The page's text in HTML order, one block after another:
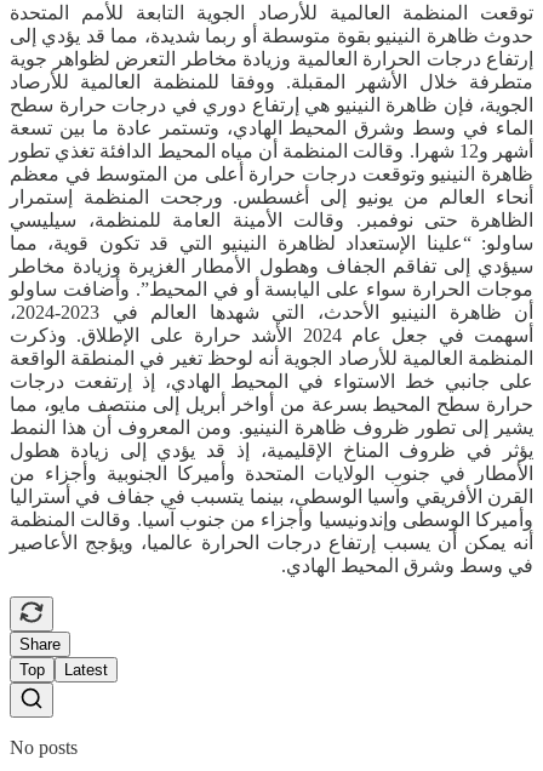
توقعت المنظمة العالمية للأرصاد الجوية التابعة للأمم المتحدة
حدوث ظاهرة النينيو بقوة متوسطة أو ربما شديدة، مما قد يؤدي إلى
إرتفاع درجات الحرارة العالمية وزيادة مخاطر التعرض لظواهر جوية
متطرفة خلال الأشهر المقبلة. ووفقا للمنظمة العالمية للأرصاد
الجوية، فإن ظاهرة النينيو هي إرتفاع دوري في درجات حرارة سطح
الماء في وسط وشرق المحيط الهادي، وتستمر عادة ما بين تسعة
أشهر و12 شهرا. وقالت المنظمة أن مياه المحيط الدافئة تغذي تطور
ظاهرة النينيو وتوقعت درجات حرارة أعلى من المتوسط في معظم
أنحاء العالم من يونيو إلى أغسطس. ورجحت المنظمة إستمرار
الظاهرة حتى نوفمبر. وقالت الأمينة العامة للمنظمة، سيليسي
ساولو: “علينا الإستعداد لظاهرة النينيو التي قد تكون قوية، مما
سيؤدي إلى تفاقم الجفاف وهطول الأمطار الغزيرة وزيادة مخاطر
موجات الحرارة سواء على اليابسة أو في المحيط”. وأضافت ساولو
أن ظاهرة النينيو الأحدث، التي شهدها العالم في 2023-2024،
أسهمت في جعل عام 2024 الأشد حرارة على الإطلاق. وذكرت
المنظمة العالمية للأرصاد الجوية أنه لوحظ تغير في المنطقة الواقعة
على جانبي خط الاستواء في المحيط الهادي، إذ إرتفعت درجات
حرارة سطح المحيط بسرعة من أواخر أبريل إلى منتصف مايو، مما
يشير إلى تطور ظروف ظاهرة النينيو. ومن المعروف أن هذا النمط
يؤثر في ظروف المناخ الإقليمية، إذ قد يؤدي إلى زيادة هطول
الأمطار في جنوب الولايات المتحدة وأميركا الجنوبية وأجزاء من
القرن الأفريقي وآسيا الوسطى، بينما يتسبب في جفاف في أستراليا
وأميركا الوسطى وإندونيسيا وأجزاء من جنوب آسيا. وقالت المنظمة
أنه يمكن أن يسبب إرتفاع درجات الحرارة عالميا، ويؤجج الأعاصير
في وسط وشرق المحيط الهادي.
Share
Top
Latest
No posts